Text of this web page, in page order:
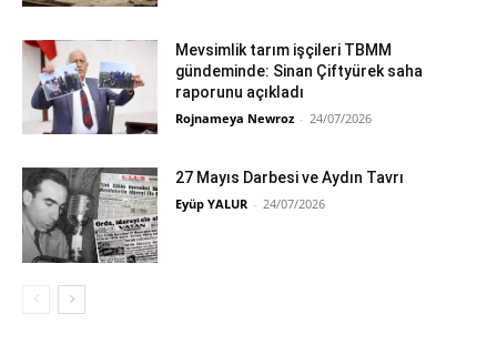
Mevsimlik tarım işçileri TBMM
gündeminde: Sinan Çiftyürek saha
raporunu açıkladı
Rojnameya Newroz - 24/07/2026
27 Mayıs Darbesi ve Aydın Tavrı
Eyüp YALUR - 24/07/2026